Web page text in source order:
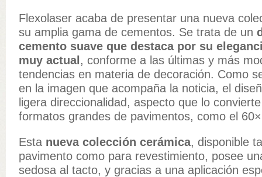
Flexolaser acaba de presentar una nueva
su amplia gama de cementos. Se trata de un
cemento suave que destaca por su
muy actual , conforme a las últimas y más
tendencias en materia de decoración. Como
en la imagen que acompaña la noticia, el
ligera direccionalidad, aspecto que lo
formatos grandes de pavimentos, como el
Esta nueva colección cerámica, disponible
pavimento como para revestimiento, posee
sedosa al tacto, y gracias a una aplicación